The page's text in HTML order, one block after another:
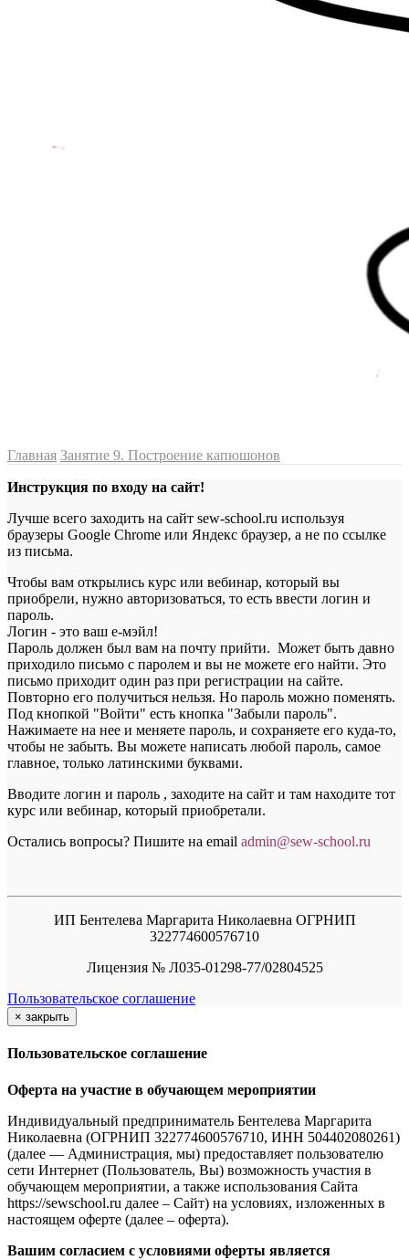
Главная Занятие 9. Построение капюшонов
Инструкция по входу на сайт!
Лучше всего заходить на сайт sew-school.ru используя
браузеры Google Chrome или Яндекс браузер, а не по ссылке
из письма.
Чтобы вам открылись курс или вебинар, который вы
приобрели, нужно авторизоваться, то есть ввести логин и
пароль.
Логин - это ваш е-мэйл!
Пароль должен был вам на почту прийти. Может быть давно
приходило письмо с паролем и вы не можете его найти. Это
письмо приходит один раз при регистрации на сайте.
Повторно его получиться нельзя. Но пароль можно поменять.
Под кнопкой "Войти" есть кнопка "Забыли пароль".
Нажимаете на нее и меняете пароль, и сохраняете его куда-то,
чтобы не забыть. Вы можете написать любой пароль, самое
главное, только латинскими буквами.
Вводите логин и пароль , заходите на сайт и там находите тот
курс или вебинар, который приобретали.
Остались вопросы? Пишите на email admin@sew-school.ru
ИП Бентелева Маргарита Николаевна ОГРНИП
322774600576710
Лицензия № Л035-01298-77/02804525
Пользовательское соглашение
× закрыть
Пользовательское соглашение
Оферта на участие в обучающем мероприятии
Индивидуальный предприниматель Бентелева Маргарита
Николаевна (ОГРНИП 322774600576710, ИНН 504402080261)
(далее — Администрация, мы) предоставляет пользователю
сети Интернет (Пользователь, Вы) возможность участия в
обучающем мероприятии, а также использования Сайта
https://sewschool.ru далее – Сайт) на условиях, изложенных в
настоящем оферте (далее – оферта).
Вашим согласием с условиями оферты является